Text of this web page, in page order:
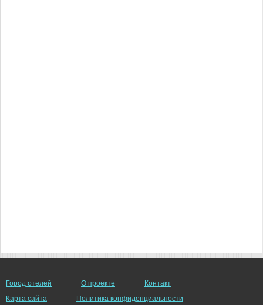
Город отелей О проекте
Контакт
Карта сайта
Политика конфиденциальности